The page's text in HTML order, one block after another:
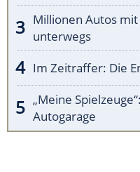
Millionen Autos
unterwegs
Im Zeitraffer: Die
„Meine
Autogarage